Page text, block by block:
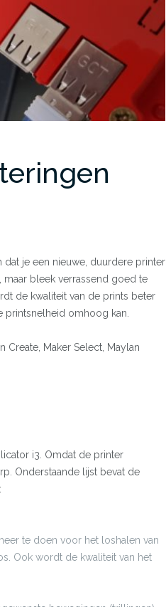
je een nieuwe, duurdere printer
maar bleek verrassend goed te
de kwaliteit van de prints beter
printsnelheid omhoog kan.
Maker Select, Maylan
i3. Omdat de printer
Onderstaande lijst bevat de
te doen voor het loshalen van
Ook wordt de kwaliteit van het